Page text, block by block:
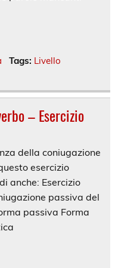
Tags: Livello
– Esercizio
della coniugazione
esercizio
anche: Esercizio
passiva del
passiva Forma